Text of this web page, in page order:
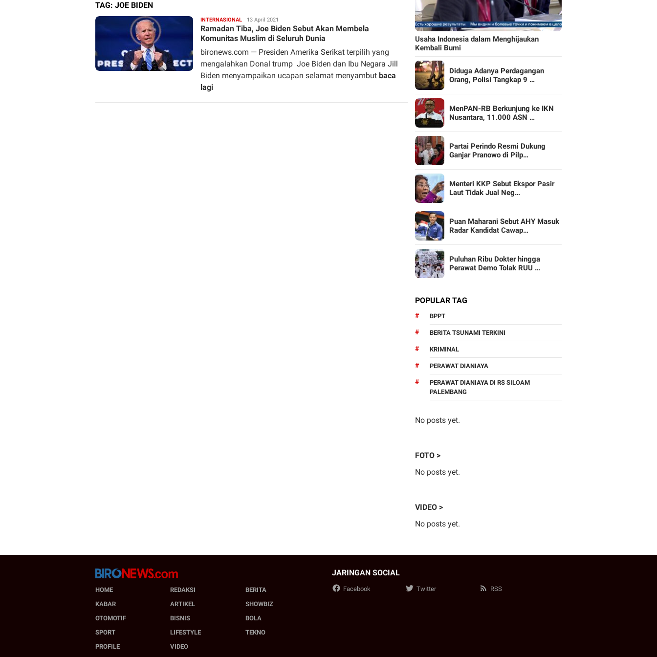
TAG: JOE BIDEN
INTERNASIONAL Redaksi
13 April 2021
Ramadan Tiba, Joe Biden Sebut Akan Membela
Komunitas Muslim di Seluruh Dunia
bironews.com — Presiden Amerika Serikat terpilih yang
mengalahkan Donal trump Joe Biden dan Ibu Negara Jill
Biden menyampaikan ucapan selamat menyambut baca
lagi
Usaha Indonesia dalam Menghijaukan
Kembali Bumi
Diduga Adanya Perdagangan
Orang, Polisi Tangkap 9 …
MenPAN-RB Berkunjung ke IKN
Nusantara, 11.000 ASN …
Partai Perindo Resmi Dukung
Ganjar Pranowo di Pilp…
Menteri KKP Sebut Ekspor Pasir
Laut Tidak Jual Neg…
Puan Maharani Sebut AHY Masuk
Radar Kandidat Cawap…
Puluhan Ribu Dokter hingga
Perawat Demo Tolak RUU …
POPULAR TAG
BPPT
BERITA TSUNAMI TERKINI
KRIMINAL
PERAWAT DIANIAYA
PERAWAT DIANIAYA DI RS SILOAM
PALEMBANG
No posts yet.
FOTO >
No posts yet.
VIDEO >
No posts yet.
HOME REDAKSI
BERITA
KABAR
ARTIKEL
SHOWBIZ
OTOMOTIF
BISNIS
BOLA
SPORT
LIFESTYLE
TEKNO
PROFILE
VIDEO
JARINGAN SOCIAL
Facebook Twitter RSS